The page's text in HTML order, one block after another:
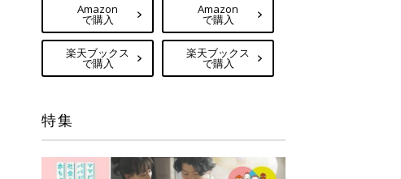
Amazon
で購入
楽天ブックス
で購入
Amazon
で購入
楽天ブックス
で購入
特集